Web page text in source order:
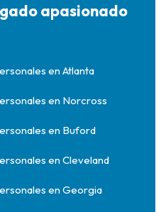
apasionado
en Atlanta
en Norcross
en Buford
en Cleveland
en Georgia